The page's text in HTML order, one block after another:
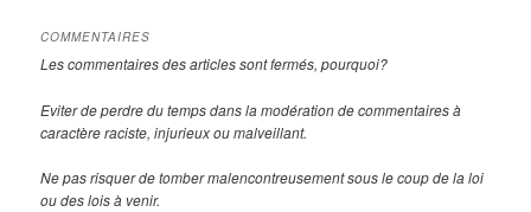
COMMENTAIRES
Les commentaires des articles sont fermés, pourquoi?
Eviter de perdre du temps dans la modération de commentaires à
caractère raciste, injurieux ou malveillant.
Ne pas risquer de tomber malencontreusement sous le coup de la loi
ou des lois à venir.